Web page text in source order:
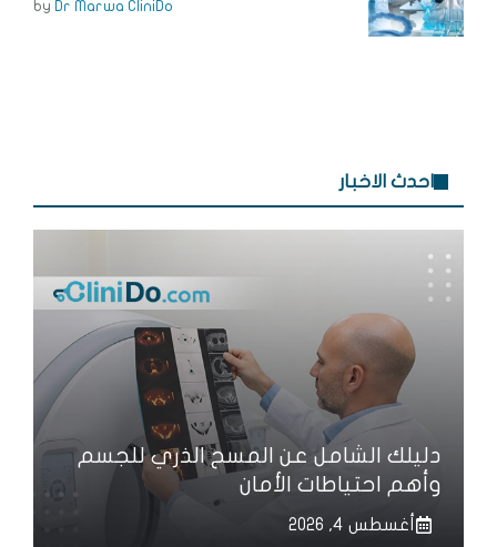
by Dr Marwa CliniDo
احدث الاخبار
دليلك الشامل عن المسح الذري للجسم
وأهم احتياطات الأمان
أغسطس 4, 2026